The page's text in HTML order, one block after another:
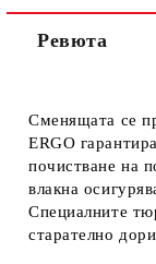
Ревюта
Сменящата се
ERGO
почистване на
влакна
Специалните
старателно